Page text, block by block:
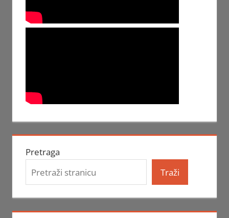
Pretraga
Traži